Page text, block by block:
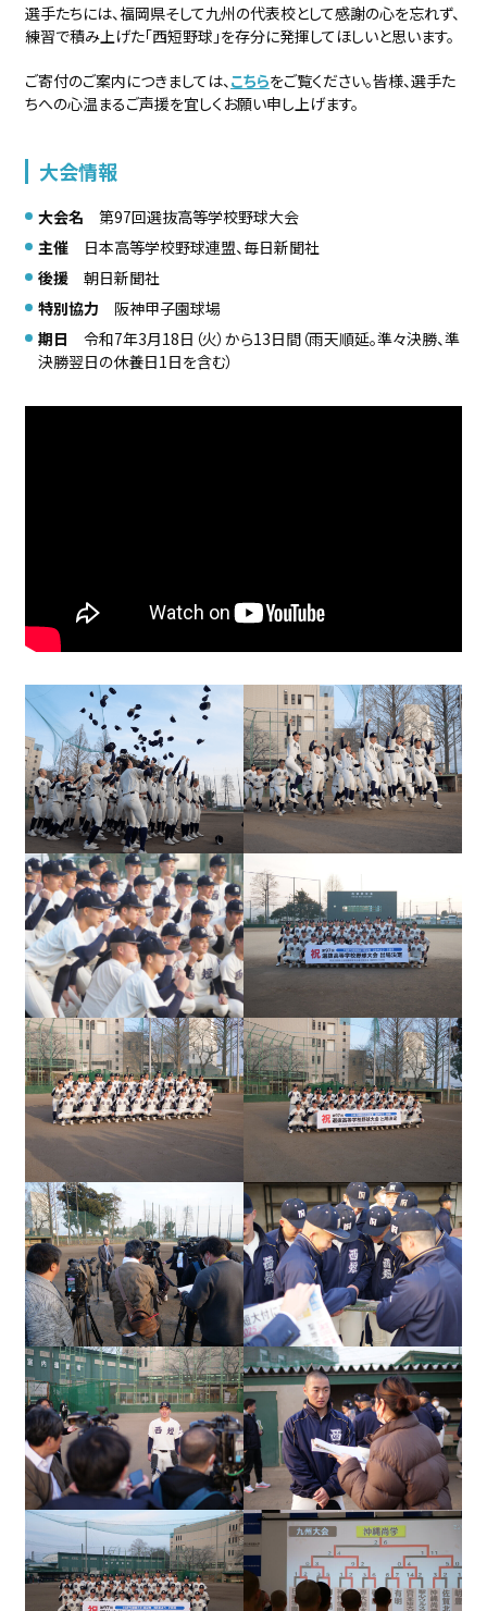
選手たちには、福岡県そして九州の代表校として感謝の心を忘れず、
練習で積み上げた「西短野球」を存分に発揮してほしいと思います。
ご寄付のご案内につきましては、 こちらをご覧ください。皆様、選手た
ちへの心温まるご声援を宜しくお願い申し上げます。
大会情報
大会名 第97回選抜高等学校野球大会
主催日本高等学校野球連盟、毎日新聞社
後援朝日新聞社
特別協力 阪神甲子園球場
期日 令和7年3月18日（火）から13日間（雨天順延。準々決勝、準
決勝翌日の休養日1日を含む）